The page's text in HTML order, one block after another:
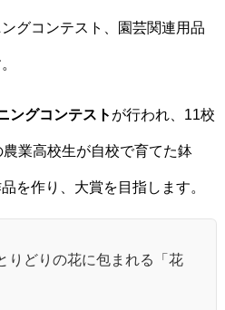
グコンテスト、園芸関連用品
ングコンテスト が行われ、11校
業高校生が自校で育てた鉢
を作り、大賞を目指します。
りどりの花に包まれる「花